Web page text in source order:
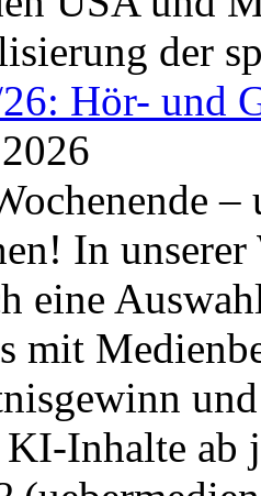
der
Hör- und
In unserer
eine
mit
KI-Inhalte ab